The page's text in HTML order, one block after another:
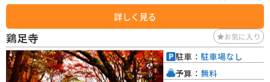
は、お土産探しにも最適です。また、レストランでは、地元の食材をふんだ
んに使った料理を楽しむことができます。特に、揖斐川町の特産品である
「揖斐茶」を使ったスイーツはおすすめです。 バイクで訪れる場合、道の駅
には広々とした駐車場が完備されているので安心です。周辺には、揖斐川沿
いを走る風光明媚な道が多く、ツーリングにも最適なエリアです。道の駅か
ら少し足を延ばせば、歴史ある谷汲山華厳寺を訪れることもできます。 道の
駅 夢さんさん谷汲は、自然と触れ合いながら、地元の美味しいものを楽しめ
詳しく見る
鶏足寺 お気に入り
駐車： 駐車場なし
予算： 無料